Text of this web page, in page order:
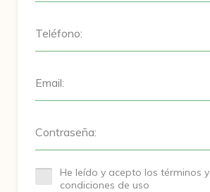
Teléfono:
Email:
Contraseña:
He leído y acepto los términos y
condiciones de uso